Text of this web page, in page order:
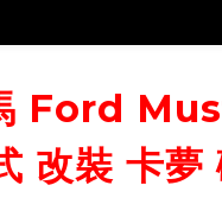
Ford
改裝 卡夢